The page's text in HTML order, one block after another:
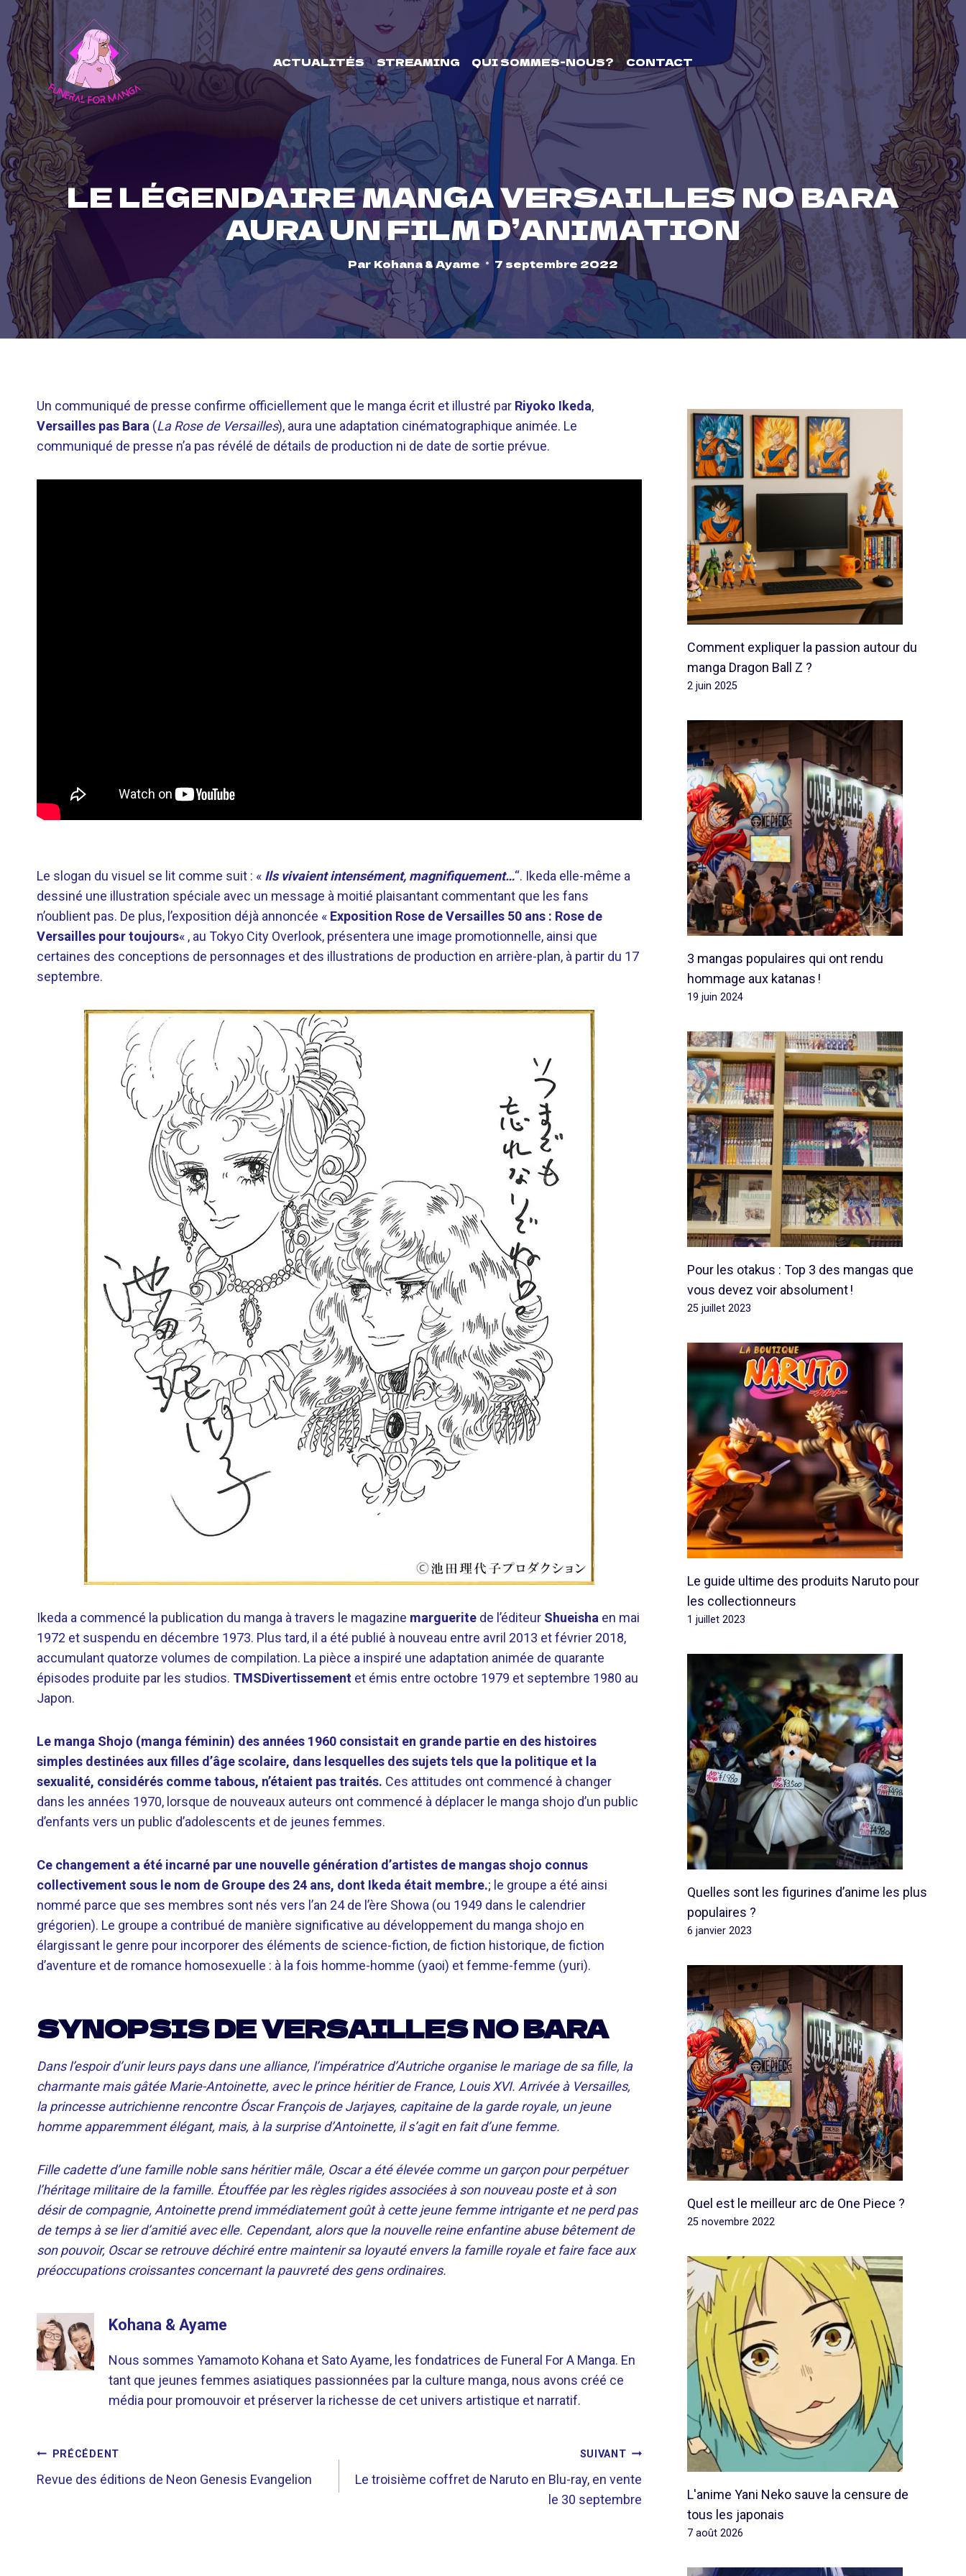
Skip
to
content
ACTUALITÉS STREAMING QUI SOMMES-NOUS? CONTACT
LE LÉGENDAIRE MANGA VERSAILLES NO BARA
AURA UN FILM D’ANIMATION
Par Kohana & Ayame 7 septembre 2022
Un communiqué de presse confirme officiellement que le manga écrit et illustré par Riyoko Ikeda,
Versailles pas Bara (La Rose de Versailles), aura une adaptation cinématographique animée. Le
communiqué de presse n’a pas révélé de détails de production ni de date de sortie prévue.
Le slogan du visuel se lit comme suit : « Ils vivaient intensément, magnifiquement…“. Ikeda elle-même a
dessiné une illustration spéciale avec un message à moitié plaisantant commentant que les fans
n’oublient pas. De plus, l’exposition déjà annoncée « Exposition Rose de Versailles 50 ans : Rose de
Versailles pour toujours« , au Tokyo City Overlook, présentera une image promotionnelle, ainsi que
certaines des conceptions de personnages et des illustrations de production en arrière-plan, à partir du 17
septembre.
Ikeda a commencé la publication du manga à travers le magazine marguerite de l’éditeur Shueisha en mai
1972 et suspendu en décembre 1973. Plus tard, il a été publié à nouveau entre avril 2013 et février 2018,
accumulant quatorze volumes de compilation. La pièce a inspiré une adaptation animée de quarante
épisodes produite par les studios. TMSDivertissement et émis entre octobre 1979 et septembre 1980 au
Japon.
Le manga Shojo (manga féminin) des années 1960 consistait en grande partie en des histoires
simples destinées aux filles d’âge scolaire, dans lesquelles des sujets tels que la politique et la
sexualité, considérés comme tabous, n’étaient pas traités. Ces attitudes ont commencé à changer
dans les années 1970, lorsque de nouveaux auteurs ont commencé à déplacer le manga shojo d’un public
d’enfants vers un public d’adolescents et de jeunes femmes.
Ce changement a été incarné par une nouvelle génération d’artistes de mangas shojo connus
collectivement sous le nom de Groupe des 24 ans, dont Ikeda était membre.; le groupe a été ainsi
nommé parce que ses membres sont nés vers l’an 24 de l’ère Showa (ou 1949 dans le calendrier
grégorien). Le groupe a contribué de manière significative au développement du manga shojo en
élargissant le genre pour incorporer des éléments de science-fiction, de fiction historique, de fiction
d’aventure et de romance homosexuelle : à la fois homme-homme (yaoi) et femme-femme (yuri).
SYNOPSIS DE VERSAILLES NO BARA
Dans l’espoir d’unir leurs pays dans une alliance, l’impératrice d’Autriche organise le mariage de sa fille, la
charmante mais gâtée Marie-Antoinette, avec le prince héritier de France, Louis XVI. Arrivée à Versailles,
la princesse autrichienne rencontre Óscar François de Jarjayes, capitaine de la garde royale, un jeune
homme apparemment élégant, mais, à la surprise d’Antoinette, il s’agit en fait d’une femme.
Fille cadette d’une famille noble sans héritier mâle, Oscar a été élevée comme un garçon pour perpétuer
l’héritage militaire de la famille. Étouffée par les règles rigides associées à son nouveau poste et à son
désir de compagnie, Antoinette prend immédiatement goût à cette jeune femme intrigante et ne perd pas
de temps à se lier d’amitié avec elle. Cependant, alors que la nouvelle reine enfantine abuse bêtement de
son pouvoir, Oscar se retrouve déchiré entre maintenir sa loyauté envers la famille royale et faire face aux
préoccupations croissantes concernant la pauvreté des gens ordinaires.
Kohana & Ayame
Nous sommes Yamamoto Kohana et Sato Ayame, les fondatrices de Funeral For A Manga. En
tant que jeunes femmes asiatiques passionnées par la culture manga, nous avons créé ce
média pour promouvoir et préserver la richesse de cet univers artistique et narratif.
NAVIGATION
DE
PRÉCÉDENT
Revue des éditions de Neon Genesis Evangelion
SUIVANT
Le troisième coffret de Naruto en Blu-ray, en vente
le 30 septembre
Comment expliquer la passion autour du
manga Dragon Ball Z ?
2 juin 2025
3 mangas populaires qui ont rendu
hommage aux katanas !
19 juin 2024
Pour les otakus : Top 3 des mangas que
vous devez voir absolument !
25 juillet 2023
Le guide ultime des produits Naruto pour
les collectionneurs
1 juillet 2023
Quelles sont les figurines d’anime les plus
populaires ?
6 janvier 2023
Quel est le meilleur arc de One Piece ?
25 novembre 2022
L'anime Yani Neko sauve la censure de
tous les japonais
7 août 2026